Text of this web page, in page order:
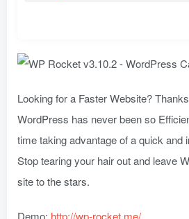
Looking for a Faster Website?
WordPress has never been so
time taking advantage of a quick and
Stop tearing your hair out and leave
site to the stars.
Demo: http://wp-rocket.me/